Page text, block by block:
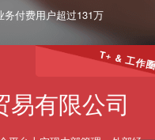
付费用户超过131万
T+ & 工作圈
有限公司